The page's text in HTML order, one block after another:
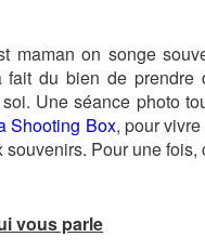
maman on songe
fait du bien de
Une séance photo
Shooting Box, pour
Pour une
vous parle